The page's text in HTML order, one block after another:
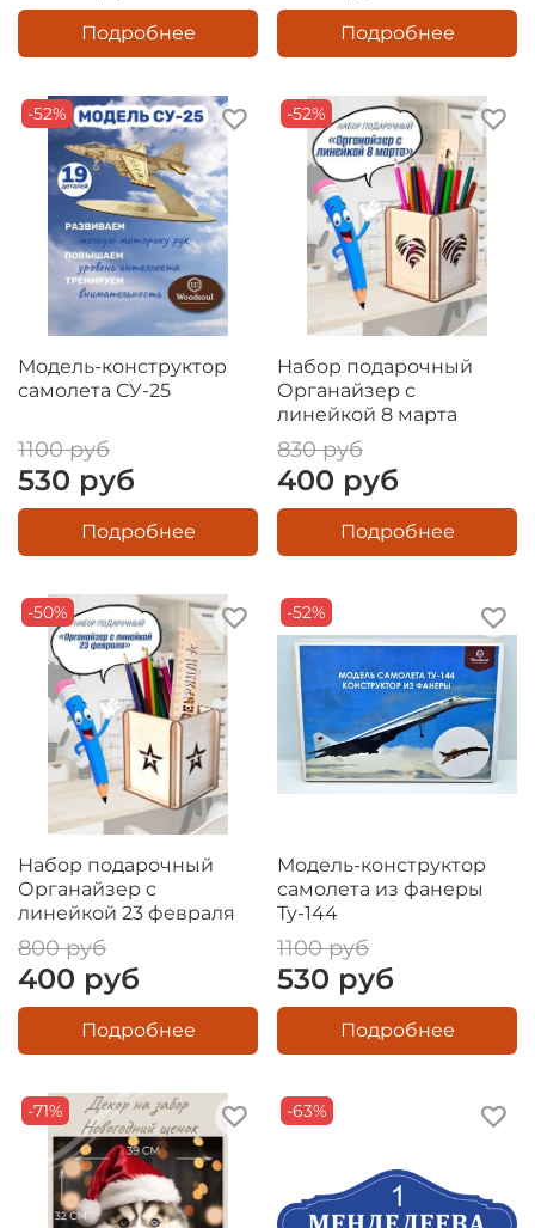
Подробнее Подробнее
-52%
Модель-конструктор
самолета СУ-25
1100 руб
530 руб
Подробнее
-52%
Набор подарочный
Органайзер с
линейкой 8 марта
830 руб
400 руб
Подробнее
-50%
Набор подарочный
Органайзер с
линейкой 23 февраля
800 руб
400 руб
Подробнее
-52%
Модель-конструктор
самолета из фанеры
Ту-144
1100 руб
530 руб
Подробнее
-71% -63%